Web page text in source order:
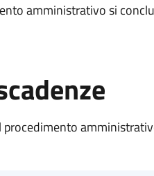
amministrativo si
procedimento